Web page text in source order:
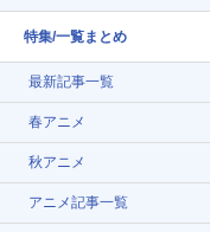
特集/一覧まとめ
最新記事一覧
春アニメ
秋アニメ
アニメ記事一覧